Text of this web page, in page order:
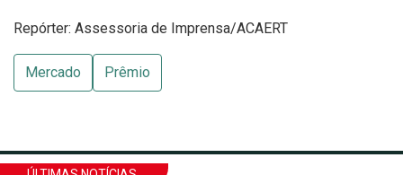
Repórter: Assessoria de Imprensa/ACAERT
Mercado Prêmio